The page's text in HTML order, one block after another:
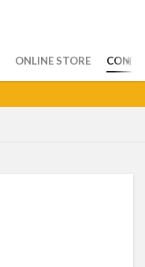
ONLINE STORE